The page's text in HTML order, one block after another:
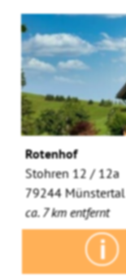
Rotenhof
Stohren 12 / 12a
79244 Münstertal
ca. 7 km entfernt